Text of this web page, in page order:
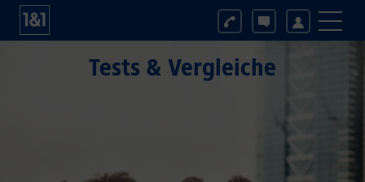
Tests & Vergleiche